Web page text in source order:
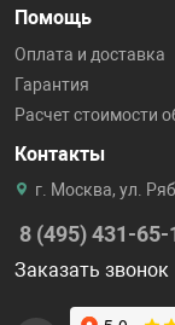
Помощь
Оплата и доставка
Гарантия
Расчет стоимости
Контакты
г. Москва, ул.
8 (495) 431-65-
Заказать звонок